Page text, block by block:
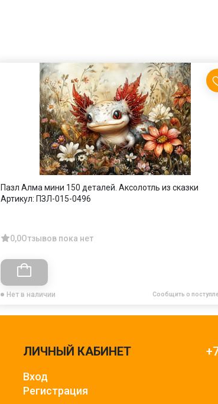
Пазл Алма мини 150 деталей. Аксолотль из сказки
Артикул: ПЗЛ-015-0496
0,0Отзывов пока нет
Нет в наличии Сообщить о
ЛИЧНЫЙ КАБИНЕТ
Вход
Регистрация